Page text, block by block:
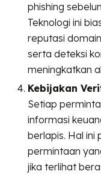
phishing
Teknologi ini
reputasi
serta deteksi
meningkatkan
Kebijakan
Setiap
informasi
berlapis. Hal
permintaan
jika terlihat